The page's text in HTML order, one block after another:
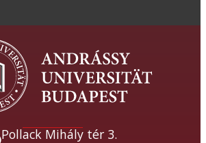
Pollack Mihály tér 3.